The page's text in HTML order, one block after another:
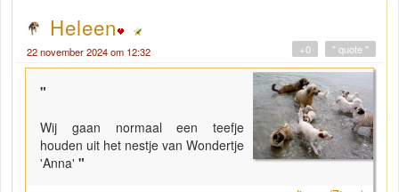
Heleen
22 november 2024 om 12:32 " quote "
+0
"
Wij gaan normaal een teefje
houden uit het nestje van Wondertje
'Anna' "